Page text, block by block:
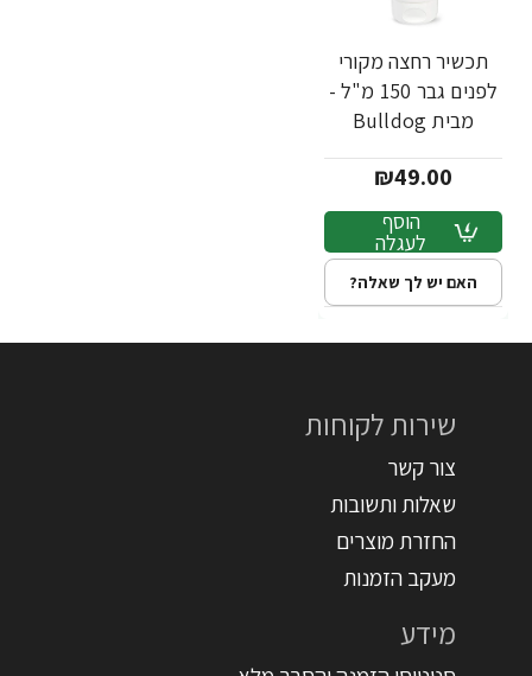
תכשיר רחצה מקורי
לפנים גבר 150 מ"ל -
מבית Bulldog
₪49.00
הוסף
לעגלה
האם יש לך שאלה?
שירות לקוחות
צור קשר
שאלות ותשובות
החזרת מוצרים
מעקב הזמנות
מידע